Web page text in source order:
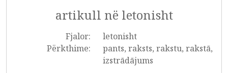
artikull në letonisht
Fjalor:
letonisht
Përkthime:
pants, raksts, rakstu, rakstā,
izstrādājums